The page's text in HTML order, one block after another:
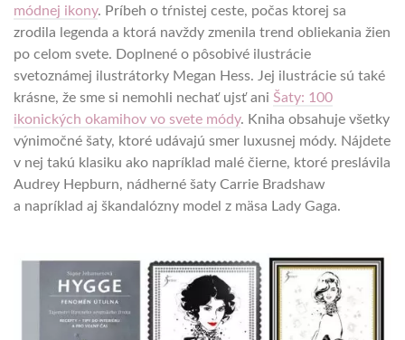
módnej ikony. Príbeh o tŕnistej ceste, počas ktorej sa
zrodila legenda a ktorá navždy zmenila trend obliekania žien
po celom svete. Doplnené o pôsobivé ilustrácie
svetoznámej ilustrátorky Megan Hess. Jej ilustrácie sú také
krásne, že sme si nemohli nechať ujsť ani Šaty: 100
ikonických okamihov vo svete módy. Kniha obsahuje všetky
výnimočné šaty, ktoré udávajú smer luxusnej módy. Nájdete
v nej takú klasiku ako napríklad malé čierne, ktoré preslávila
Audrey Hepburn, nádherné šaty Carrie Bradshaw
a napríklad aj škandalózny model z mäsa Lady Gaga.